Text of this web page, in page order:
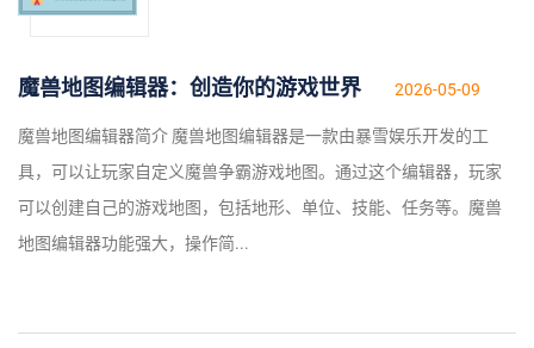
魔兽地图编辑器：创造你的游戏世界 2026-05-09
魔兽地图编辑器简介 魔兽地图编辑器是一款由暴雪娱乐开发的工
具，可以让玩家自定义魔兽争霸游戏地图。通过这个编辑器，玩家
可以创建自己的游戏地图，包括地形、单位、技能、任务等。魔兽
地图编辑器功能强大，操作简...